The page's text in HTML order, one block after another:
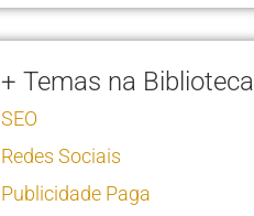
+ Temas na Biblioteca
SEO
Redes Sociais
Publicidade Paga